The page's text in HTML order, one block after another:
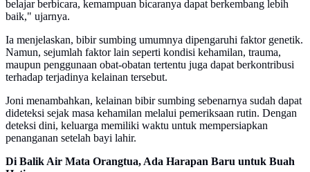
belajar berbicara, kemampuan bicaranya dapat berkembang lebih
baik," ujarnya.
Ia menjelaskan, bibir sumbing umumnya dipengaruhi faktor genetik.
Namun, sejumlah faktor lain seperti kondisi kehamilan, trauma,
maupun penggunaan obat-obatan tertentu juga dapat berkontribusi
terhadap terjadinya kelainan tersebut.
Joni menambahkan, kelainan bibir sumbing sebenarnya sudah dapat
dideteksi sejak masa kehamilan melalui pemeriksaan rutin. Dengan
deteksi dini, keluarga memiliki waktu untuk mempersiapkan
penanganan setelah bayi lahir.
Di Balik Air Mata Orangtua, Ada Harapan Baru untuk Buah